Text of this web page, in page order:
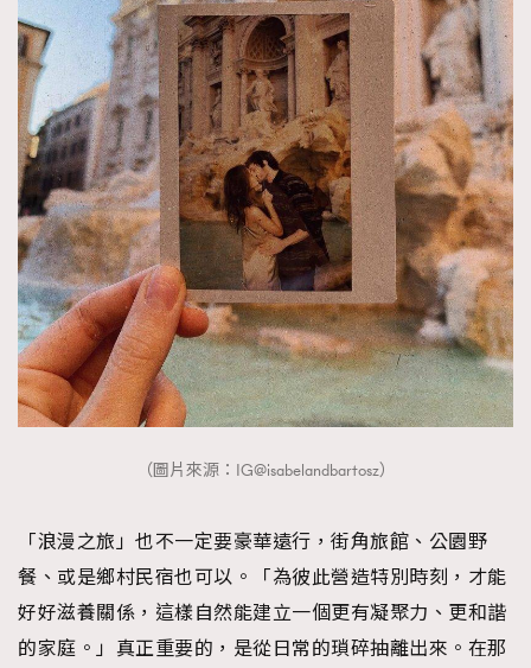
（圖片來源：IG@isabelandbartosz）
「浪漫之旅」也不一定要豪華遠行，街角旅館、公園野
餐、或是鄉村民宿也可以。「為彼此營造特別時刻，才能
好好滋養關係，這樣自然能建立一個更有凝聚力、更和諧
的家庭。」真正重要的，是從日常的瑣碎抽離出來。在那